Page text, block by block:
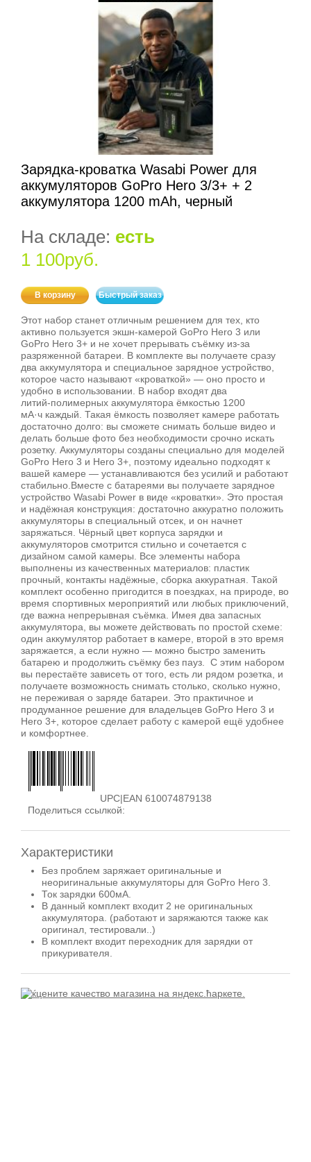
Зарядка-кроватка Wasabi Power для
аккумуляторов GoPro Hero 3/3+ + 2
аккумулятора 1200 mAh, черный
На складе: есть
1 100руб.
В корзину Быстрый заказ
Этот набор станет отличным решением для тех, кто
активно пользуется экшн‑камерой GoPro Hero 3 или
GoPro Hero 3+ и не хочет прерывать съёмку из‑за
разряженной батареи. В комплекте вы получаете сразу
два аккумулятора и специальное зарядное устройство,
которое часто называют «кроваткой» — оно просто и
удобно в использовании. В набор входят два
литий‑полимерных аккумулятора ёмкостью 1200
мА·ч каждый. Такая ёмкость позволяет камере работать
достаточно долго: вы сможете снимать больше видео и
делать больше фото без необходимости срочно искать
розетку. Аккумуляторы созданы специально для моделей
GoPro Hero 3 и Hero 3+, поэтому идеально подходят к
вашей камере — устанавливаются без усилий и работают
стабильно.Вместе с батареями вы получаете зарядное
устройство Wasabi Power в виде «кроватки». Это простая
и надёжная конструкция: достаточно аккуратно положить
аккумуляторы в специальный отсек, и он начнет
заряжаться. Чёрный цвет корпуса зарядки и
аккумуляторов смотрится стильно и сочетается с
дизайном самой камеры. Все элементы набора
выполнены из качественных материалов: пластик
прочный, контакты надёжные, сборка аккуратная. Такой
комплект особенно пригодится в поездках, на природе, во
время спортивных мероприятий или любых приключений,
где важна непрерывная съёмка. Имея два запасных
аккумулятора, вы можете действовать по простой схеме:
один аккумулятор работает в камере, второй в это время
заряжается, а если нужно — можно быстро заменить
батарею и продолжить съёмку без пауз. С этим набором
вы перестаёте зависеть от того, есть ли рядом розетка, и
получаете возможность снимать столько, сколько нужно,
не переживая о заряде батареи. Это практичное и
продуманное решение для владельцев GoPro Hero 3 и
Hero 3+, которое сделает работу с камерой ещё удобнее
и комфортнее.
UPC|EAN 610074879138
Поделиться ссылкой:
Характеристики
Без проблем заряжает оригинальные и
неоригинальные аккумуляторы для GoPro Hero 3.
Ток зарядки 600мА.
В данный комплект входит 2 не оригинальных
аккумулятора. (работают и заряжаются также как
оригинал, тестировали..)
В комплект входит переходник для зарядки от
прикуривателя.